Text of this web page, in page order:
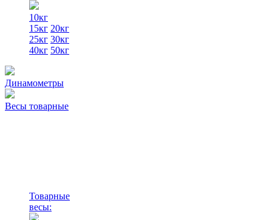
10кг
15кг 20кг
25кг 30кг
40кг 50кг
Динамометры
Весы товарные
Товарные
весы: